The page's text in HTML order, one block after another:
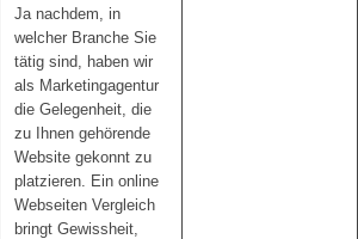
Ja nachdem, in
welcher Branche Sie
tätig sind, haben wir
als Marketingagentur
die Gelegenheit, die
zu Ihnen gehörende
Website gekonnt zu
platzieren. Ein online
Webseiten Vergleich
bringt Gewissheit,